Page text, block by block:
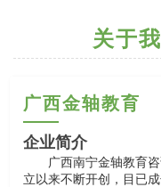
关于
广西金轴教育
企业简介
广西南宁金轴教育
立以来不断开创，目已